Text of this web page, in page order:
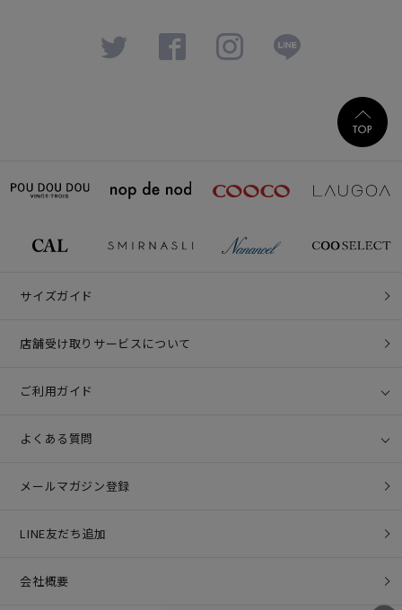
サイズガイド
店舗受け取りサービスについて
ご利用ガイド
よくある質問
メールマガジン登録
LINE友だち追加
会社概要